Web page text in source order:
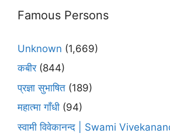
Famous Persons
Unknown (1,669)
कबीर(844)
प्रज्ञा सुभाषित (189)
महात्मा गाँधी (94)
स्वामी विवेकानन्द | Swami